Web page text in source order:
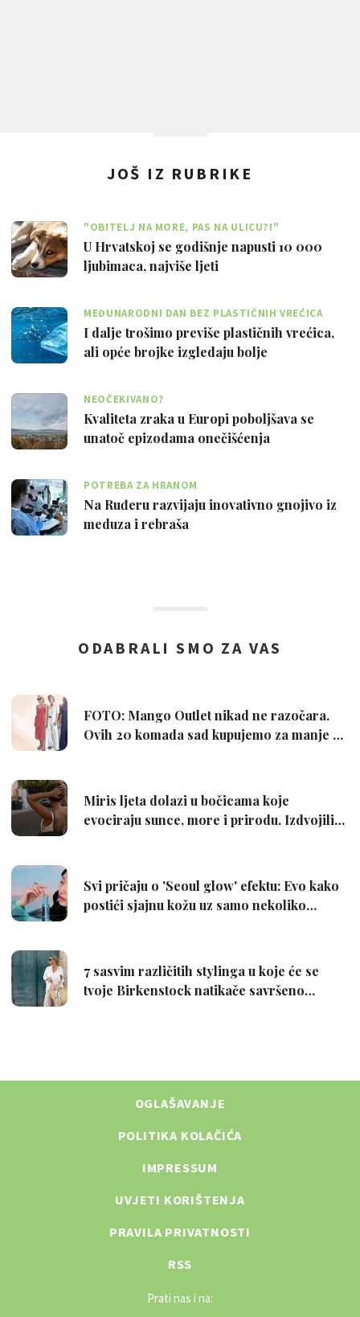
JOŠ IZ RUBRIKE
"OBITELJ NA MORE, PAS NA ULICU?!"
U Hrvatskoj se godišnje napusti 10 000
ljubimaca, najviše ljeti
MEĐUNARODNI DAN BEZ PLASTIČNIH VREĆICA
I dalje trošimo previše plastičnih vrećica,
ali opće brojke izgledaju bolje
NEOČEKIVANO?
Kvaliteta zraka u Europi poboljšava se
unatoč epizodama onečišćenja
POTREBA ZA HRANOM
Na Ruđeru razvijaju inovativno gnojivo iz
meduza i rebraša
OGLAŠAVANJE
POLITIKA KOLAČIĆA
IMPRESSUM
UVJETI KORIŠTENJA
PRAVILA PRIVATNOSTI
RSS
Prati nas i na: